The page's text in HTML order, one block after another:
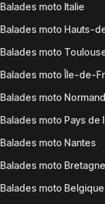
Balades moto Italie
Balades moto Hauts-
Balades moto
Balades moto Île-de-
Balades moto
Balades moto Pays de
Balades moto Nantes
Balades moto Bretagne
Balades moto Belgique